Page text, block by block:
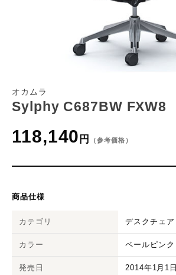
オカムラ
Sylphy C687BW FXW8
118,140 円 （参考価格）
商品仕様
カテゴリ デスクチェア
カラー ペールピンク
発売日 2014年1月1日